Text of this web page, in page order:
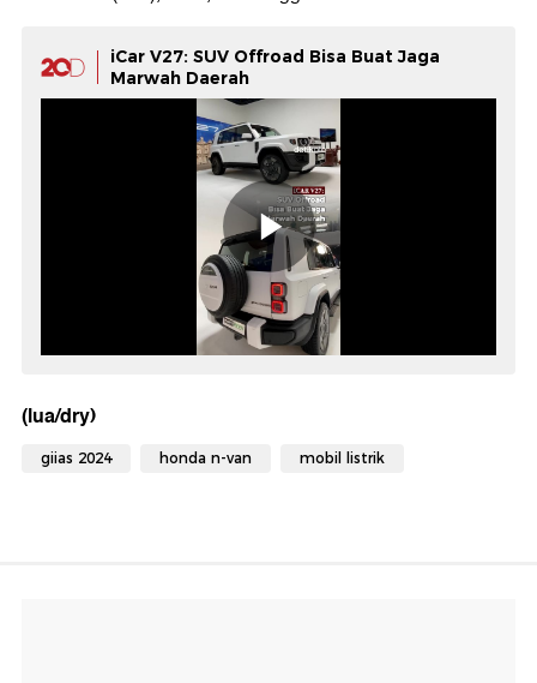
iCar V27: SUV Offroad Bisa Buat Jaga
Marwah Daerah
(lua/dry)
giias 2024 honda n-van mobil listrik